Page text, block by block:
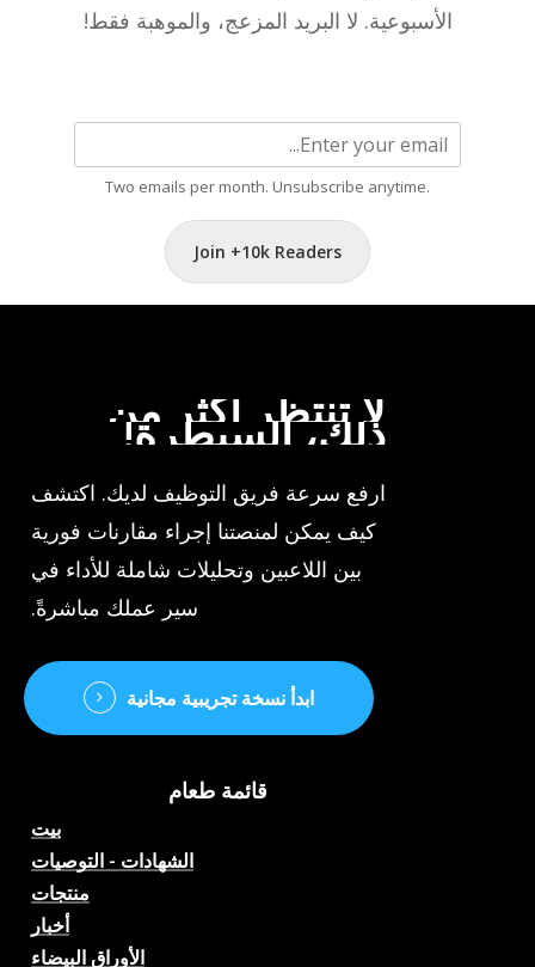
الأسبوعية. لا البريد المزعج، والموهبة فقط!
Two emails per month. Unsubscribe anytime.
Join +10k Readers
لاتنتظر أكثر من ذلك،السيطرة!
ارفع سرعة فريق التوظيف لديك. اكتشف
كيف يمكن لمنصتنا إجراء مقارنات فورية
بين اللاعبين وتحليلات شاملة للأداء في
سير عملك مباشرةً.
ابدأ نسخة تجريبية مجانية
قائمة طعام
بيت
الشهادات - التوصيات
منتجات
أخبار
الأوراق البيضاء